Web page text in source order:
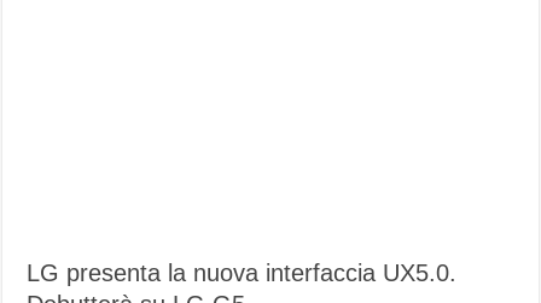
LG presenta la nuova interfaccia UX5.0.